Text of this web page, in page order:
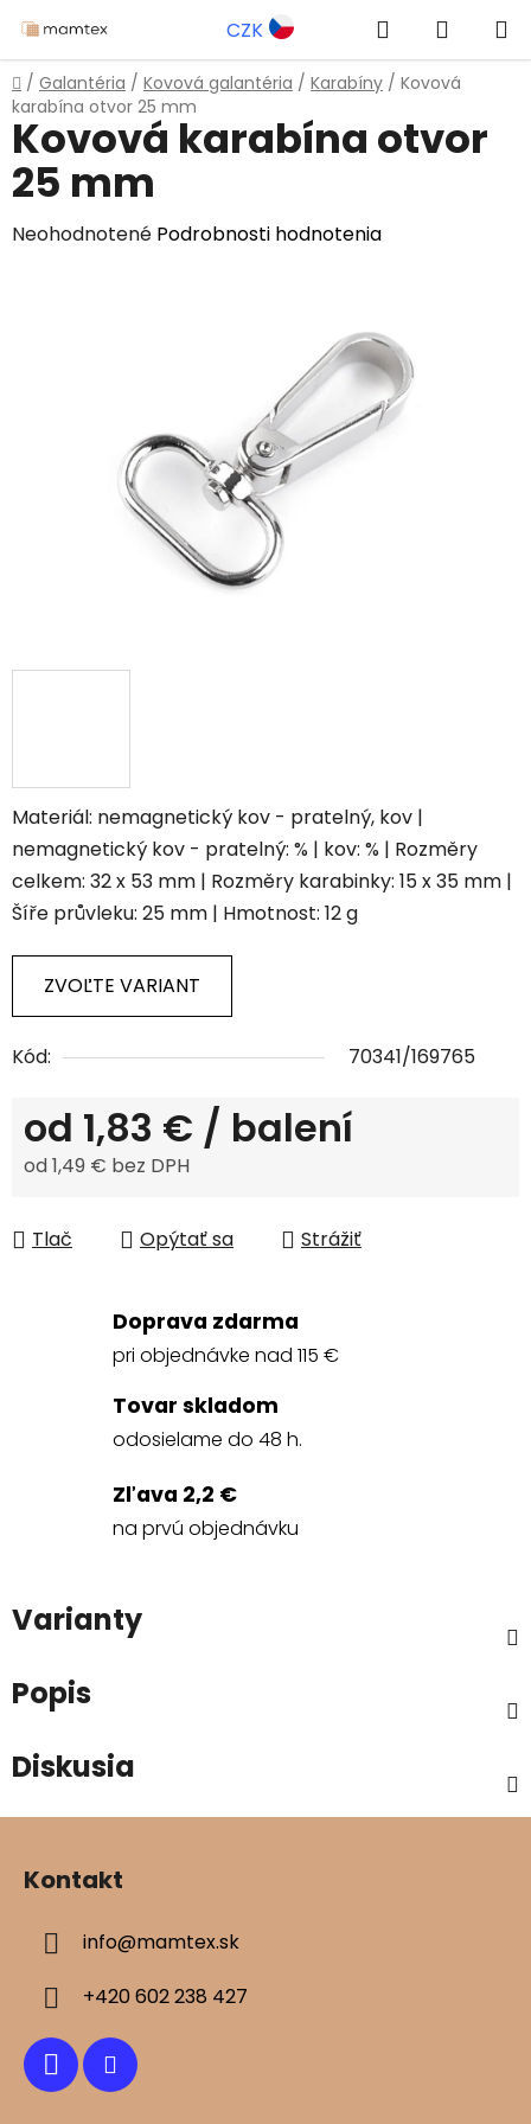
na
obsah
CZK Hľadať
KOŠÍK
Domov
/ Galantéria / Kovová galantéria / Karabíny / Kovová
karabína otvor 25 mm
Materiál: nemagnetický kov - pratelný, kov |
nemagnetický kov - pratelný: % | kov: % | Rozměry
celkem: 32 x 53 mm | Rozměry karabinky: 15 x 35 mm |
Šíře průvleku: 25 mm | Hmotnost: 12 g
ZVOĽTE VARIANT
Kód: 70341/169765
od 1,83 € / balení
od1,49 € bez DPH
Tlač
Opýtať sa Strážiť
Kovová karabína otvor
25 mm
Priemerné
Neohodnotené Podrobnosti hodnotenia
Doprava zdarma
pri objednávke nad 115 €
Tovar skladom
odosielame do 48 h.
Zľava 2,2 €
na prvú objednávku
Varianty
Popis
Diskusia
Kontakt
info@mamtex.sk
+420 602 238 427